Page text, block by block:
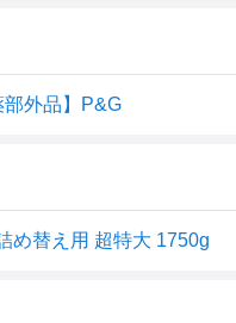
外品】P&G
め替え用 超特大 1750g